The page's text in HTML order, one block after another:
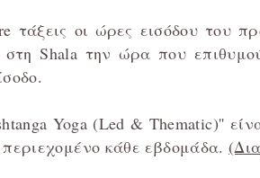
τάξεις οι ώρες εισόδου του
στη Shala την ώρα που
Yoga (Led & Thematic)''
κάθε εβδομάδα.